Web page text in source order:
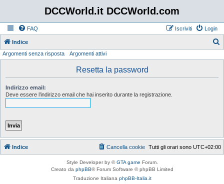
DCCWorld.it DCCWorld.com
FAQ Login
Iscriviti
Indice
Argomenti senza risposta Argomenti attivi
Resetta la password
Indirizzo email:
Deve essere l’indirizzo email che hai inserito durante la registrazione.
Indice Tutti gli orari sono UTC+02:00
Cancella cookie
Style Developer by ©GTA game Forum.
Creato da phpBB® Forum Software © phpBB Limited
Traduzione Italiana phpBB-Italia.it